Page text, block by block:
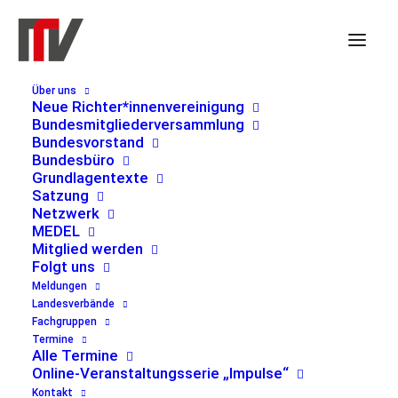
Über uns
Neue Richter*innenvereinigung
Bundesmitgliederversammlung
Bundesvorstand
Bundesbüro
Grundlagentexte
Satzung
Netzwerk
MEDEL
Mitglied werden
Folgt uns
Meldungen
Landesverbände
Fachgruppen
Termine
Alle Termine
Online-Veranstaltungsserie „Impulse“
Kontakt
ver.di
AdressePaula-Thiede-Ufer 10
Berlin,
Wegbeschreibung
Veranstaltungen an diesem
28.02.2025 - 07.08.2026
Datum